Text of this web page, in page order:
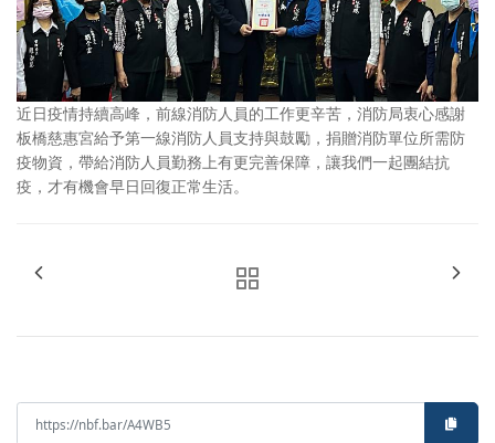
近日疫情持續高峰，前線消防人員的工作更辛苦，消防局衷心感謝
板橋慈惠宮給予第一線消防人員支持與鼓勵，捐贈消防單位所需防
疫物資，帶給消防人員勤務上有更完善保障，讓我們一起團結抗
疫，才有機會早日回復正常生活。